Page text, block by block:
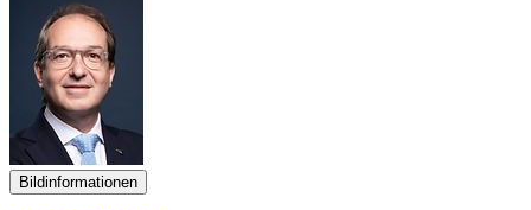
Bildinformationen